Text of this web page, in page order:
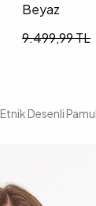
Beyaz
9.499,99TL
Etnik Desenli